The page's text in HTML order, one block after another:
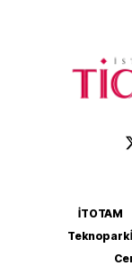
İTOTAM
Teknopark